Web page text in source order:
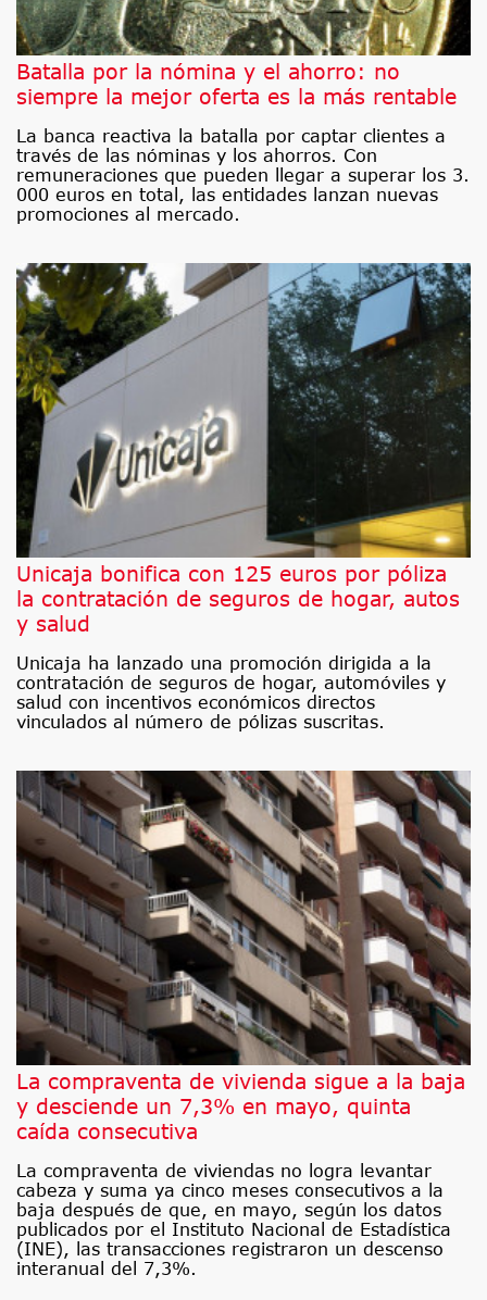
Batalla por la nómina y el ahorro: no
siempre la mejor oferta es la más rentable
La banca reactiva la batalla por captar clientes a
través de las nóminas y los ahorros. Con
remuneraciones que pueden llegar a superar los 3.
000 euros en total, las entidades lanzan nuevas
promociones al mercado.
Unicaja bonifica con 125 euros por póliza
la contratación de seguros de hogar, autos
y salud
Unicaja ha lanzado una promoción dirigida a la
contratación de seguros de hogar, automóviles y
salud con incentivos económicos directos
vinculados al número de pólizas suscritas.
La compraventa de vivienda sigue a la baja
y desciende un 7,3% en mayo, quinta
caída consecutiva
La compraventa de viviendas no logra levantar
cabeza y suma ya cinco meses consecutivos a la
baja después de que, en mayo, según los datos
publicados por el Instituto Nacional de Estadística
(INE), las transacciones registraron un descenso
interanual del 7,3%.